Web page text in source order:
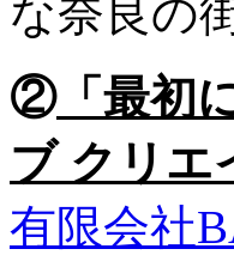
な奈良の
②「最初
ブ クリ
有限会社